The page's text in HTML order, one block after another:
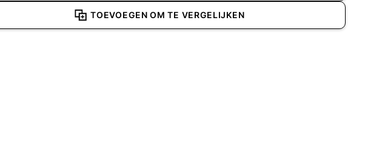
TOEVOEGEN OM TE VERGELIJKEN